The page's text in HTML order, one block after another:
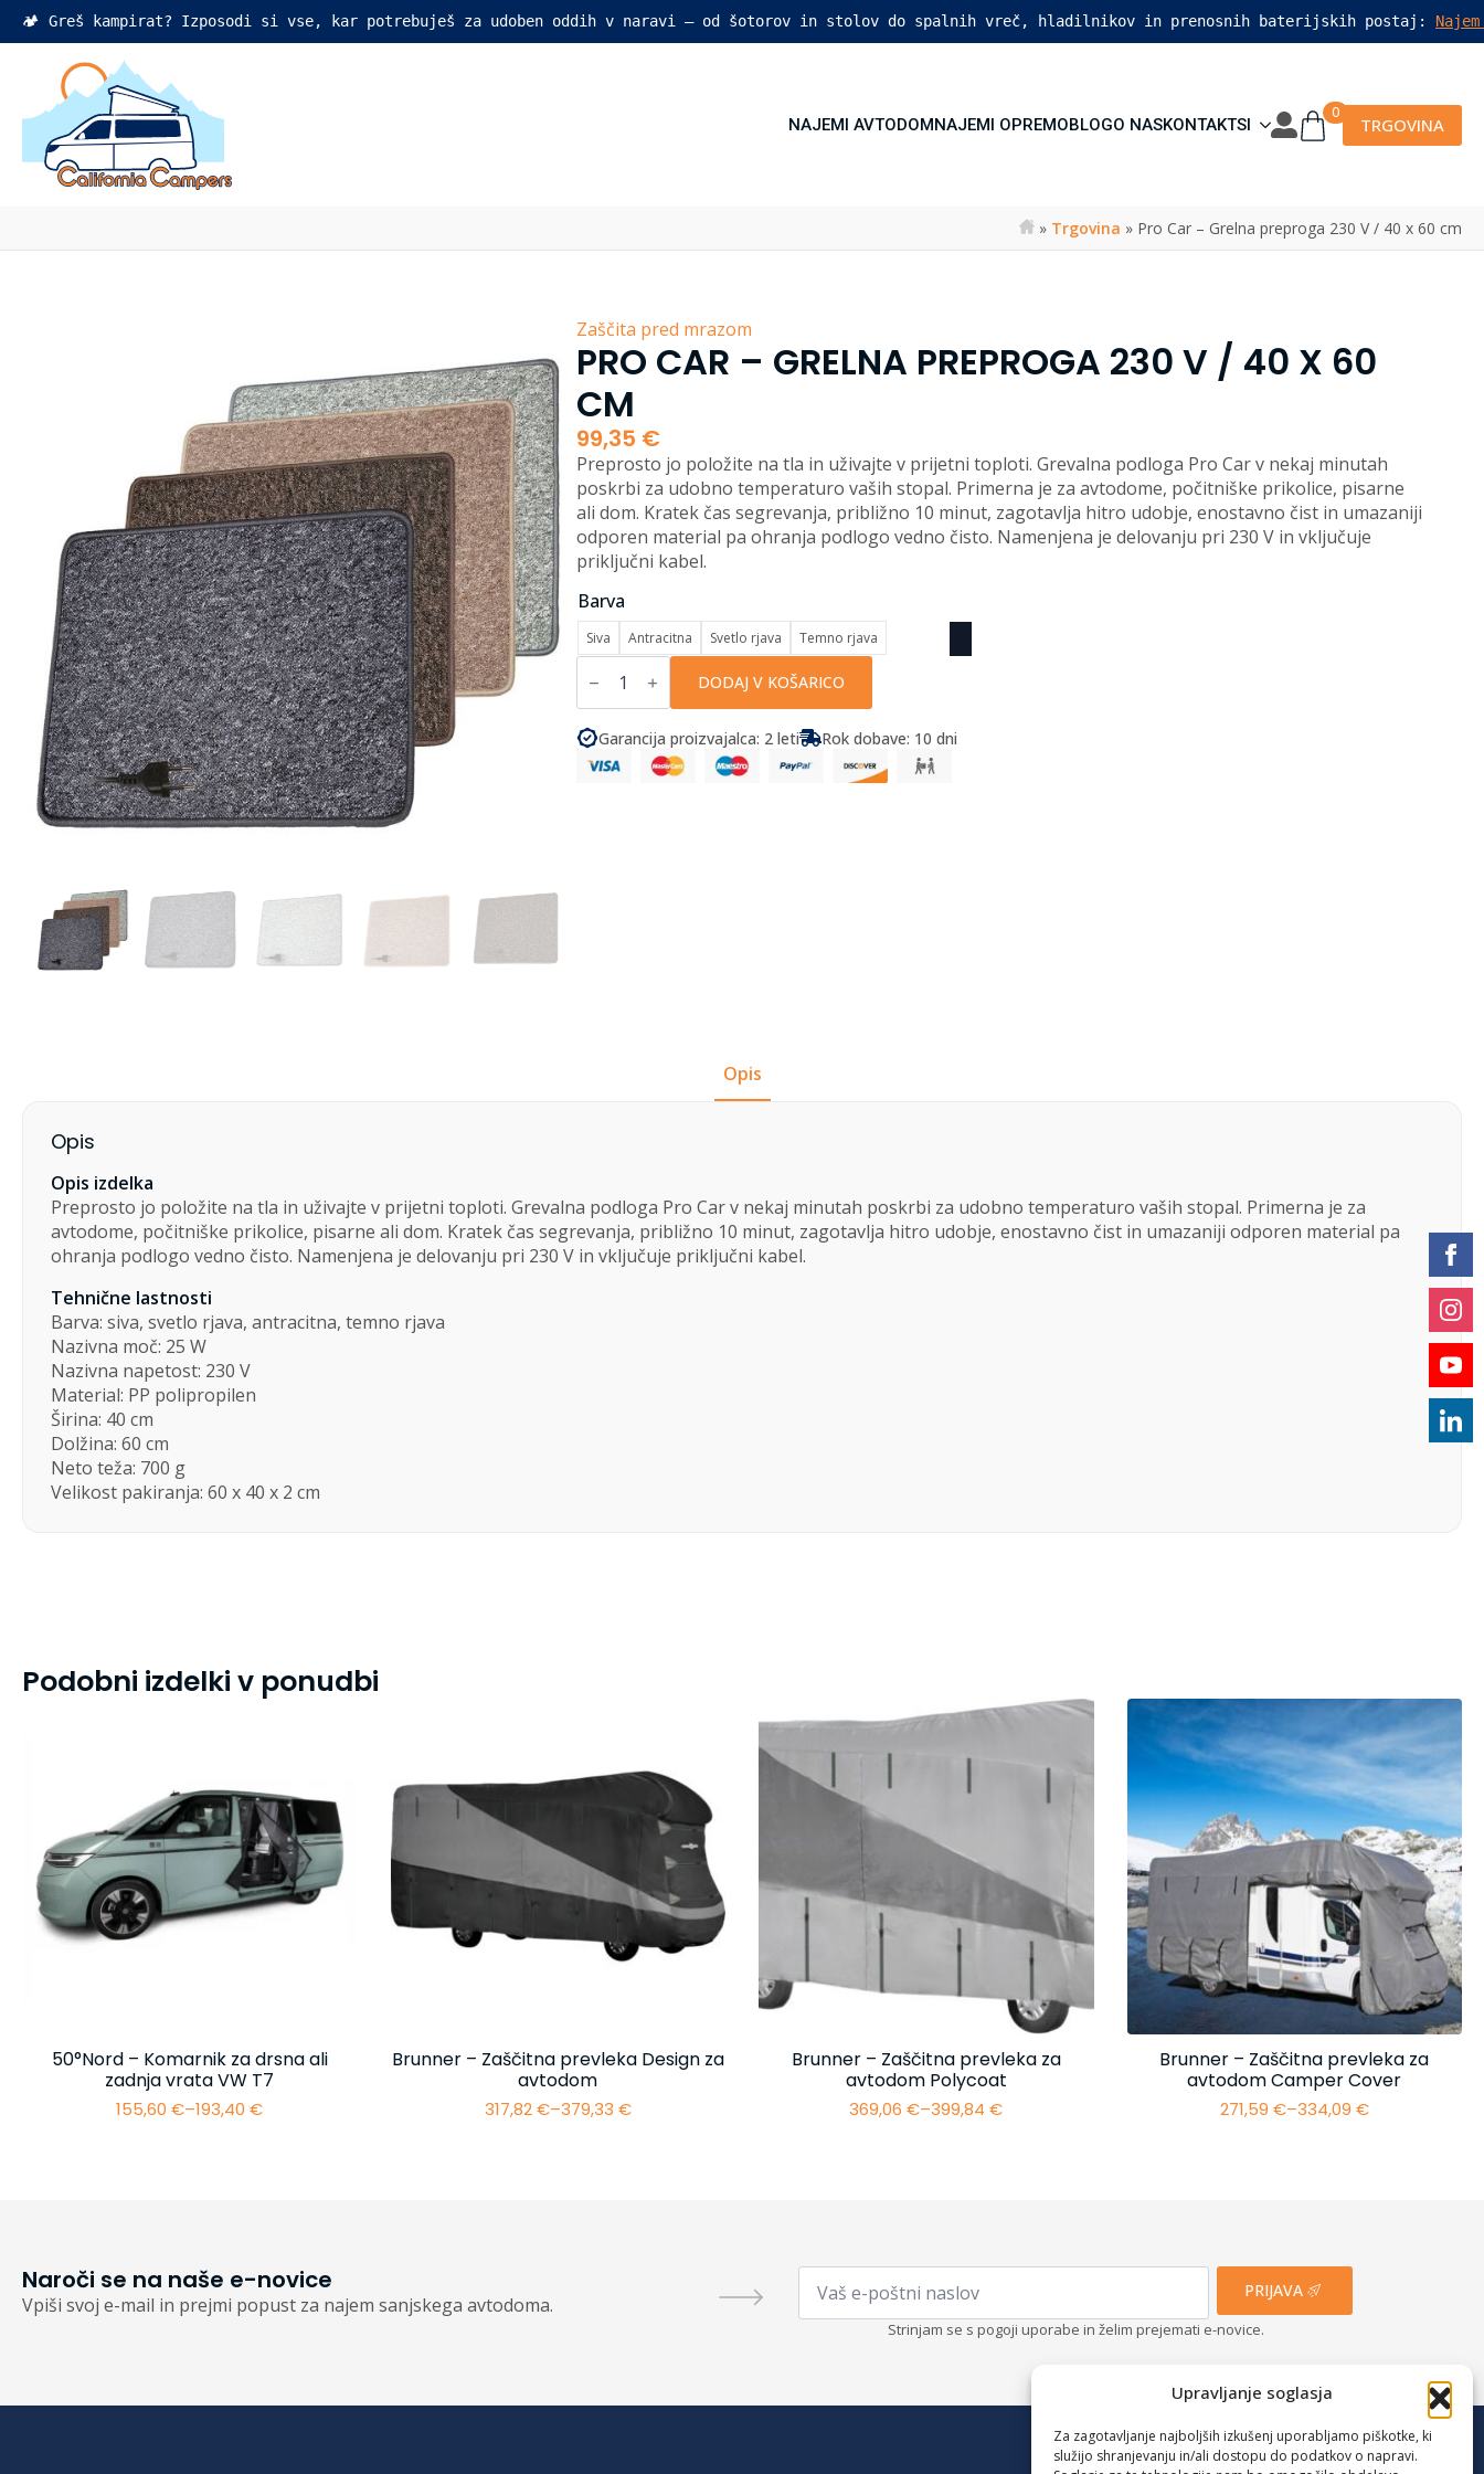
Upravljanje soglasja
Za zagotavljanje najboljših izkušenj uporabljamo piškotke, ki
služijo shranjevanju in/ali dostopu do podatkov o napravi.
🏕️ Greš kampirat? Izposodi si vse, kar potrebuješ za udoben oddih v naravi – od šotorov in stolov do spalnih vreč, hladilnikov in prenosnih baterijskih postaj:
NAJEMI AVTODOMNAJEMI OPREMOBLOGO NASKONTAKTSI
0
TRGOVINA
» Trgovina » Pro Car – Grelna preproga 230 V / 40 x 60 cm
Zaščita pred mrazom
PRO CAR – GRELNA PREPROGA 230 V / 40 X 60
CM
99,35 €
Preprosto jo položite na tla in uživajte v prijetni toploti. Grevalna podloga Pro Car v nekaj minutah
poskrbi za udobno temperaturo vaših stopal. Primerna je za avtodome, počitniške prikolice, pisarne
ali dom. Kratek čas segrevanja, približno 10 minut, zagotavlja hitro udobje, enostavno čist in umazaniji
odporen material pa ohranja podlogo vedno čisto. Namenjena je delovanju pri 230 V in vključuje
priključni kabel.
Barva
Siva Antracitna Svetlo rjava Temno rjava
Pro
Car
Grelna
preproga
230
DODAJ V KOŠARICO
Garancija proizvajalca: 2 leti Rok dobave: 10 dni
Opis
Opis
Opis izdelka
Preprosto jo položite na tla in uživajte v prijetni toploti. Grevalna podloga Pro Car v nekaj minutah poskrbi za udobno temperaturo vaših stopal. Primerna je za
avtodome, počitniške prikolice, pisarne ali dom. Kratek čas segrevanja, približno 10 minut, zagotavlja hitro udobje, enostavno čist in umazaniji odporen material pa
ohranja podlogo vedno čisto. Namenjena je delovanju pri 230 V in vključuje priključni kabel.
Tehnične lastnosti
Barva: siva, svetlo rjava, antracitna, temno rjava
Nazivna moč: 25 W
Nazivna napetost: 230 V
Material: PP polipropilen
Širina: 40 cm
Dolžina: 60 cm
Neto teža: 700 g
Velikost pakiranja: 60 x 40 x 2 cm
Podobni izdelki v ponudbi
50°Nord – Komarnik za drsna ali
zadnja vrata VW T7
155,60€–193,40€
Cenovni
Brunner – Zaščitna prevleka Design za
avtodom
317,82€–379,33 €
Cenovni
Brunner – Zaščitna prevleka za
avtodom Polycoat
369,06€–399,84€
Cenovni
Brunner – Zaščitna prevleka za
avtodom Camper Cover
271,59 €–334,09 €
Cenovni
Naroči se na naše e-novice
Vpiši svoj e-mail in prejmi popust za najem sanjskega avtodoma.
Email
PRIJAVA
Strinjam se s pogoji uporabe in želim prejemati e-novice.